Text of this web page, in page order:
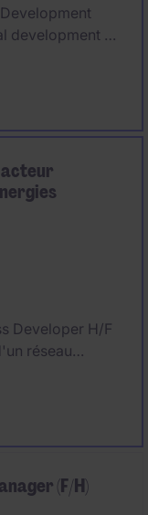
development of
role focuses on
partnerships
acteur
Developer H/F
réseau
(F/H)